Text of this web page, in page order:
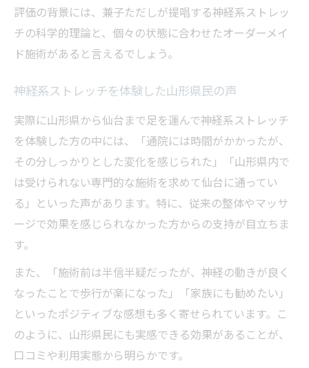
評価の背景には、兼子ただしが提唱する神経系ストレッ
チの科学的理論と、個々の状態に合わせたオーダーメイ
ド施術があると言えるでしょう。
神経系ストレッチを体験した山形県民の声
実際に山形県から仙台まで足を運んで神経系ストレッチ
を体験した方の中には、「通院には時間がかかったが、
その分しっかりとした変化を感じられた」「山形県内で
は受けられない専門的な施術を求めて仙台に通ってい
る」といった声があります。特に、従来の整体やマッサ
ージで効果を感じられなかった方からの支持が目立ちま
す。
また、「施術前は半信半疑だったが、神経の動きが良く
なったことで歩行が楽になった」「家族にも勧めたい」
といったポジティブな感想も多く寄せられています。こ
のように、山形県民にも実感できる効果があることが、
口コミや利用実態から明らかです。